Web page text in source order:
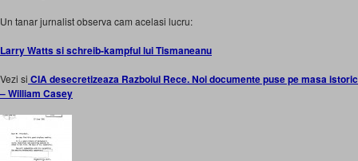
Un tanar jurnalist observa cam acelasi lucru:
Larry Watts si schreib-kampful lui Tismaneanu
Vezi si CIA desecretizeaza Razboiul Rece. Noi documente puse pe masa
– William Casey